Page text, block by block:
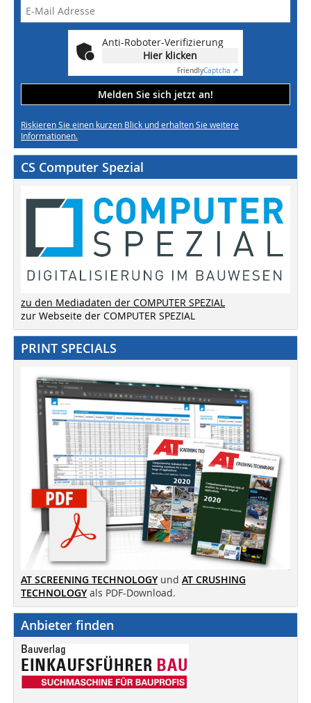
Anti-Roboter-Verifizierung
Hier klicken
FriendlyCaptcha ⇗
Melden Sie sich jetzt an!
Riskieren Sie einen kurzen Blick und erhalten Sie weitere
Informationen.
CS Computer Spezial
zu den Mediadaten der COMPUTER SPEZIAL
zur Webseite der COMPUTER SPEZIAL
PRINT SPECIALS
AT SCREENING TECHNOLOGY und AT CRUSHING
TECHNOLOGY als PDF-Download.
Anbieter finden